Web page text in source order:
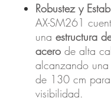
Robustez y
AX-SM261
una estructura
acero de alta
alcanzando
de 130 cm
visibilidad.